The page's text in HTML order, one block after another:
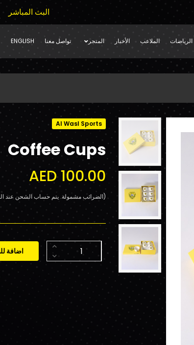
البث المباشر
الرياضات الملاعب الأخبار المتجر تواصل معنا ENGLISH
Al Wasl Sports
Coffee Cups
AED 100.00
(الضرائب مشمولة. يتم حساب الشحن عند
اضافة